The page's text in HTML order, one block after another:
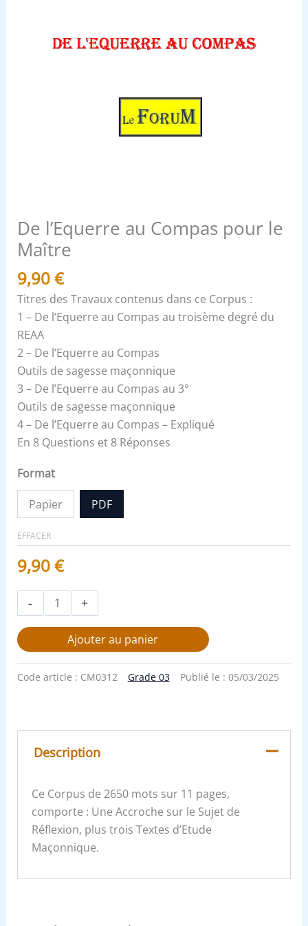
De l’Equerre au Compas pour le
Maître
9,90€
Titres des Travaux contenus dans ce Corpus :
1 – De l’Equerre au Compas au troisème degré du
REAA
2 – De l’Equerre au Compas
Outils de sagesse maçonnique
3 – De l’Equerre au Compas au 3°
Outils de sagesse maçonnique
4 – De l’Equerre au Compas – Expliqué
En 8 Questions et 8 Réponses
Format
Papier PDF
EFFACER
9,90€
- +
Ajouter au panier
Code article : CM0312 Grade 03 Publié le : 05/03/2025
Description
Ce Corpus de 2650 mots sur 11 pages,
comporte : Une Accroche sur le Sujet de
Réflexion, plus trois Textes d’Etude
Maçonnique.